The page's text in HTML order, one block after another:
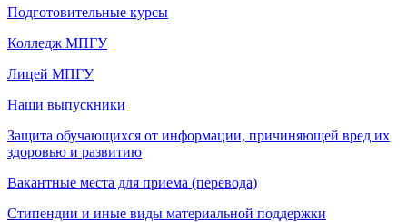
Подготовительные курсы
Колледж МПГУ
Лицей МПГУ
Наши выпускники
Защита обучающихся от информации, причиняющей вред их
здоровью и развитию
Вакантные места для приема (перевода)
Стипендии и иные виды материальной поддержки